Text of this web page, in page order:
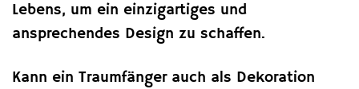
Lebens, um ein einzigartiges und
ansprechendes Design zu schaffen.
Kann ein Traumfänger auch als Dekoration